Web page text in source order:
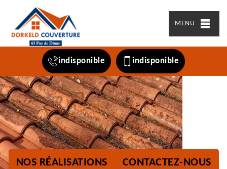
MENU
indisponible indisponible
NOS RÉALISATIONS CONTACTEZ-NOUS